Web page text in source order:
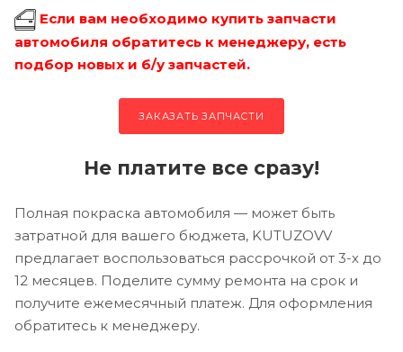
Если вам необходимо купить запчасти
автомобиля обратитесь к менеджеру, есть
подбор новых и б/у запчастей.
ЗАКАЗАТЬ ЗАПЧАСТИ
Не платите все сразу!
Полная покраска автомобиля — может быть
затратной для вашего бюджета, KUTUZOVV
предлагает воспользоваться рассрочкой от 3-х до
12 месяцев. Поделите сумму ремонта на срок и
получите ежемесячный платеж. Для оформления
обратитесь к менеджеру.